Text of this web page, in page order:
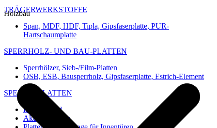
TRÄGERWERKSTOFFE
Span, MDF, HDF, Tipla, Gipsfaserplatte, PUR-
Hartschaumplatte
SPERRHOLZ- UND BAU-PLATTEN
Sperrhölzer, Sieb-/Film-Platten
OSB, ESB, Bausperrholz, Gipsfaserplatte, Estrich-Element
SPEZIAL-PLATTEN
Imi-Verbund
Akustik-Platten
Holzbau